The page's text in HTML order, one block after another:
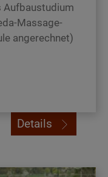
Aufbaustudium
Massage-
angerechnet)
Details